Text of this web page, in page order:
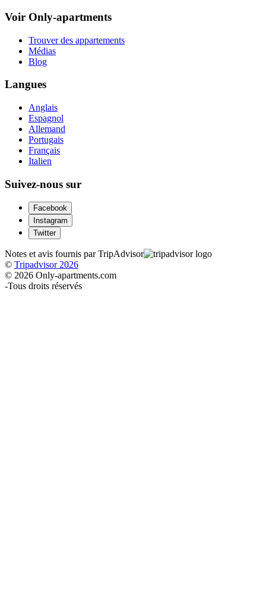
Voir Only-apartments
Trouver des appartements
Médias
Blog
Langues
Anglais
Espagnol
Allemand
Portugais
Français
Italien
Suivez-nous sur
Facebook
Instagram
Twitter
Notes et avis fournis par TripAdvisor
© Tripadvisor 2026
© 2026 Only-apartments.com
-Tous droits réservés